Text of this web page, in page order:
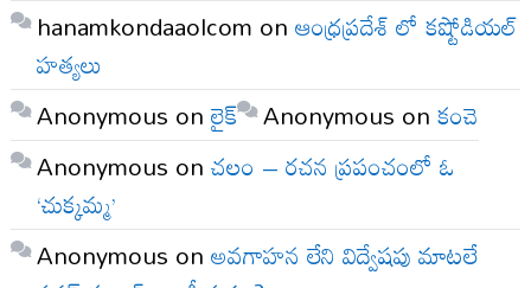
hanamkondaaolcom onఆంధ్రప్రదేశ్ లో కష్టోడియల్
హత్యలు
Anonymous onలైక్ Anonymous onకంచె
Anonymous onచలం – రచన ప్రపంచంలో ఓ
‘చుక్కమ్మ’
Anonymous onఅవగాహన లేని విద్వేషపు మాటలే